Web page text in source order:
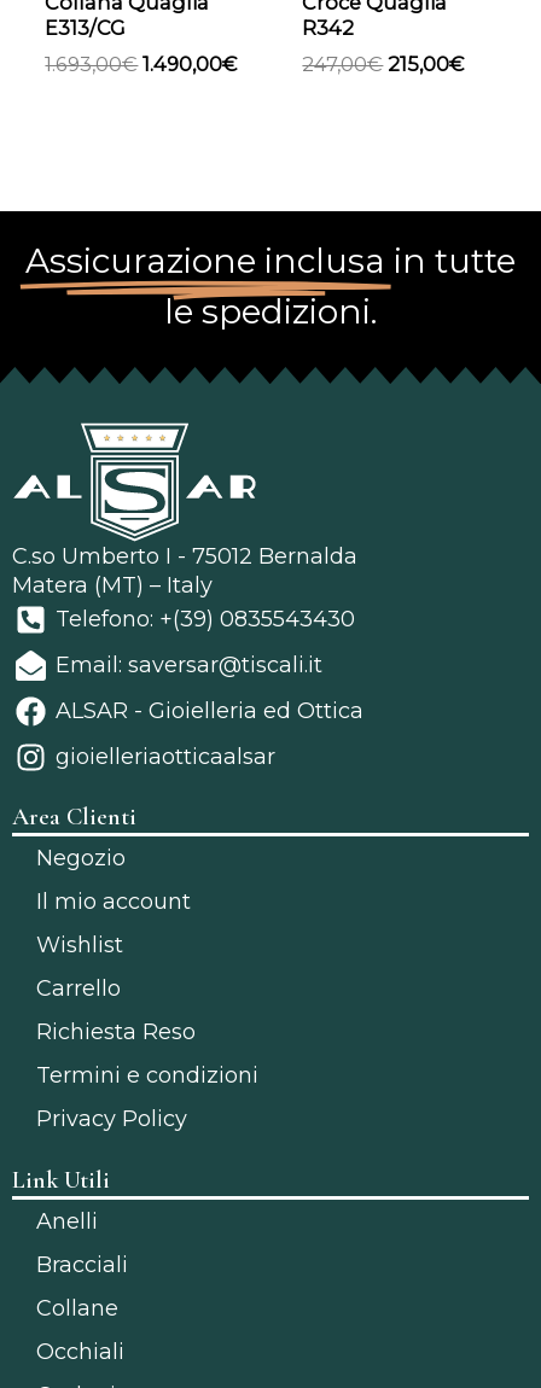
E313/CG
1.693,00€ 1.490,00€
R342
247,00€ 215,00€
Assicurazione inclusa in tutte
le spedizioni.
C.so Umberto I - 75012 Bernalda
Matera (MT) – Italy
Telefono: +(39) 0835543430
Email: saversar@tiscali.it
ALSAR - Gioielleria ed Ottica
gioielleriaotticaalsar
Area Clienti
Negozio
Il mio account
Wishlist
Carrello
Richiesta Reso
Termini e condizioni
Privacy Policy
Link Utili
Anelli
Bracciali
Collane
Occhiali